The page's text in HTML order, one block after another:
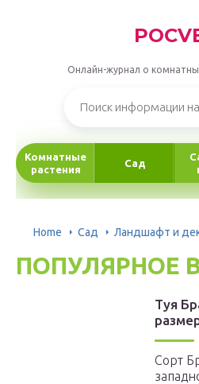
Онлайн-журнал о
Комнатные
растения
Сад
Home Сад Ландшафт и
ПОПУЛЯРНОЕ
Туя
Сорт